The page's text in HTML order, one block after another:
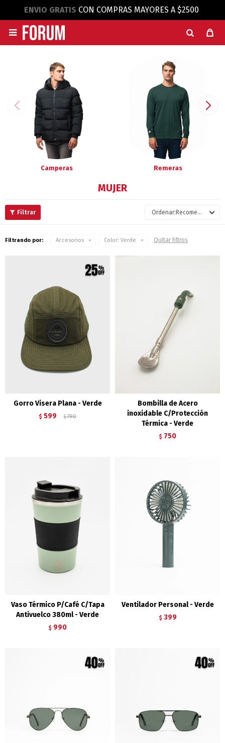
ENVIO GRATIS CON COMPRAS MAYORES A $2500

Camperas Remeras
MUJER
Recomendados
Filtrando por: Accesorios Color: Verde Quitar filtros
Gorro Visera Plana - Verde
$ 599 $ 790
Bombilla de Acero
inoxidable C/Protección
Térmica - Verde
$ 750
Vaso Térmico P/Café C/Tapa
Antivuelco 380ml - Verde
$ 990
Ventilador Personal - Verde
$ 399